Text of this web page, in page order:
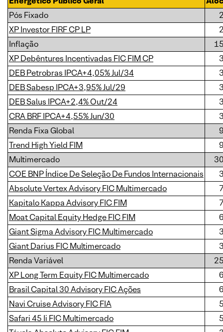
Pós Fixado
XP Investor FIRF CP LP
Inflação
XP Debêntures Incentivadas FIC FIM CP
DEB Petrobras IPCA+4,05% Jul/34
DEB Sabesp IPCA+3,95% Jul/29
DEB Salus IPCA+2,4% Out/24
CRA BRF IPCA+4,55% Jun/30
Renda Fixa Global
Trend High Yield FIM
Multimercado
COE BNP Índice De Seleção De Fundos Internacionais
Absolute Vertex Advisory FIC Multimercado
Kapitalo Kappa Advisory FIC FIM
Moat Capital Equity Hedge FIC FIM
Giant Sigma Advisory FIC Multimercado
Giant Darius FIC Multimercado
Renda Variável
XP Long Term Equity FIC Multimercado
Brasil Capital 30 Advisory FIC Ações
Navi Cruise Advisory FIC FIA
Safari 45 Ii FIC Multimercado